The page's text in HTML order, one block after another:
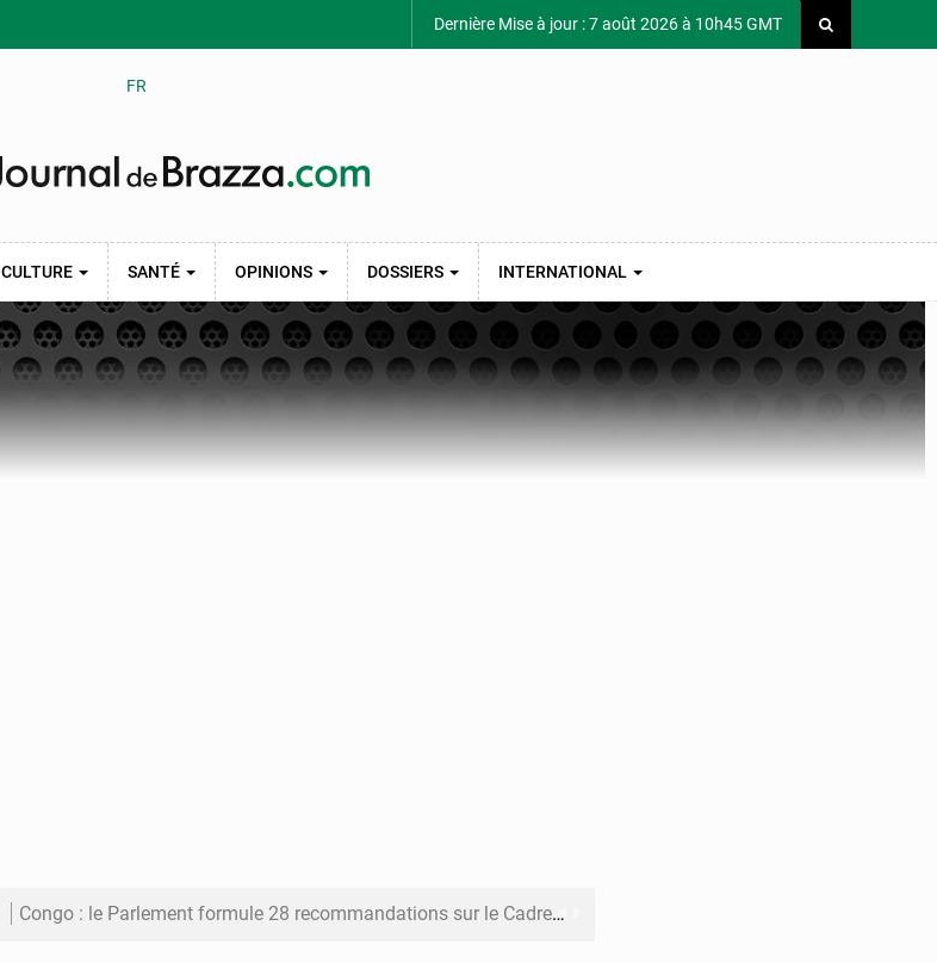
Dernière Mise à jour : 7 août 2026 à 10h45 GMT
FR
CULTURE SANTÉ OPINIONS DOSSIERS INTERNATIONAL
Congo : le Parlement formule 28 recommandations sur le Cadre budgétaire 2027-2029